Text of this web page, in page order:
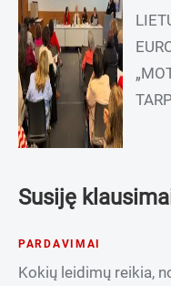
Susiję
PARDAVIMAI
Kokių leidimų reikia,